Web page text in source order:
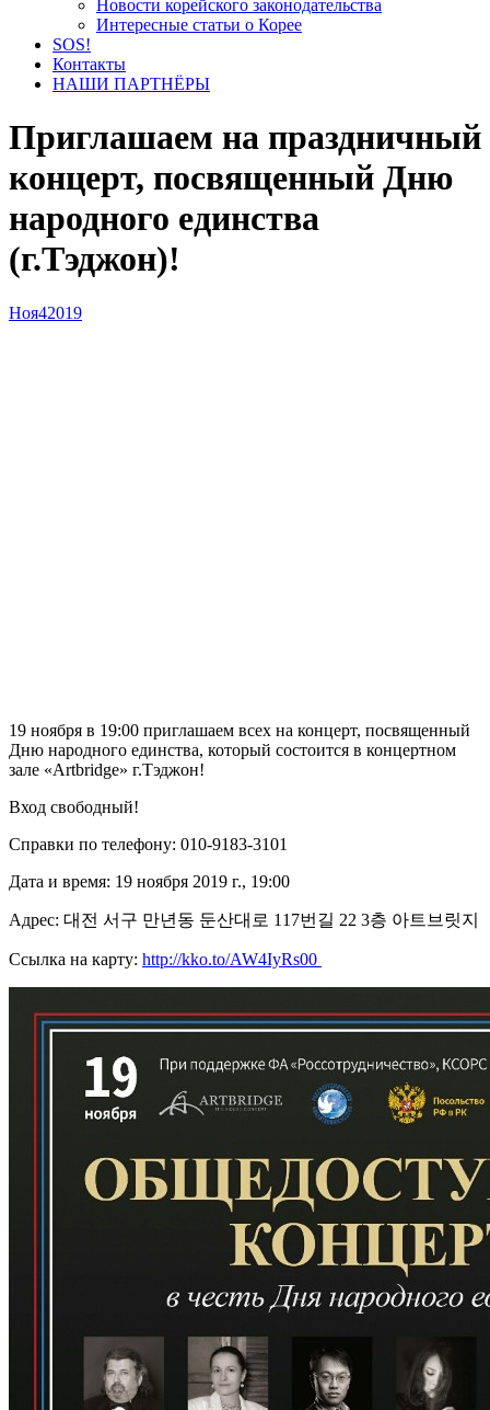
Новости корейского законодательства
Интересные статьи о Корее
SOS!
Контакты
НАШИ ПАРТНЁРЫ
Приглашаем на праздничный
концерт, посвященный Дню
народного единства
(г.Тэджон)!
Ноя42019
19 ноября в 19:00 приглашаем всех на концерт, посвященный
Дню народного единства, который состоится в концертном
зале «Artbridge» г.Тэджон!
Вход свободный!
Справки по телефону: 010-9183-3101
Дата и время: 19 ноября 2019 г., 19:00
Адрес: 대전 서구 만년동 둔산대로 117번길 22 3층 아트브릿지
Ссылка на карту: http://kko.to/AW4IyRs00